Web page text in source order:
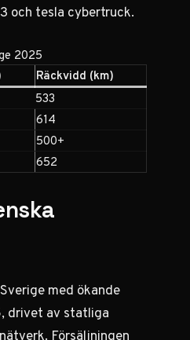
och tesla cybertruck.
2025
Räckvidd (km)
533
614
500+
652
med ökande
drivet av statliga
Försäljningen